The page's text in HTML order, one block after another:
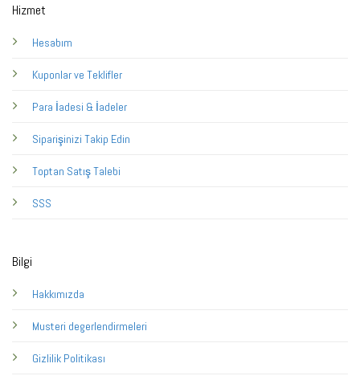
Hizmet
Hesabım
Kuponlar ve Teklifler
Para İadesi & İadeler
Siparişinizi Takip Edin
Toptan Satış Talebi
SSS
Bilgi
Hakkımızda
Musteri degerlendirmeleri
Gizlilik Politikası